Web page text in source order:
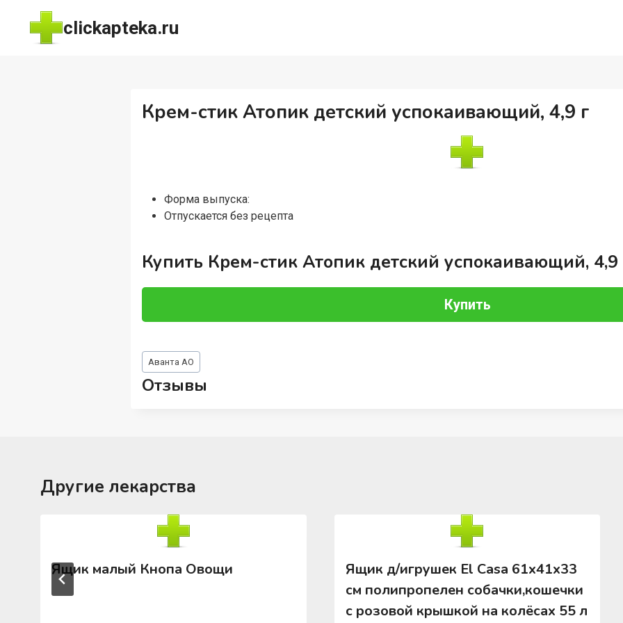
Перейти
содержимому
clickapteka.ru
Крем-стик Атопик детский успокаивающий, 4,9 г
Форма выпуска:
Отпускается без рецепта
Купить Крем-стик Атопик детский успокаивающий, 4,9
Купить
Метки
записи:
Аванта АО
Отзывы
Другие лекарства
Ящик малый Кнопа Овощи
Ящик д/игрушек El Casa 61х41х33
см полипропелен собачки,кошечки
с розовой крышкой на колёсах 55 л